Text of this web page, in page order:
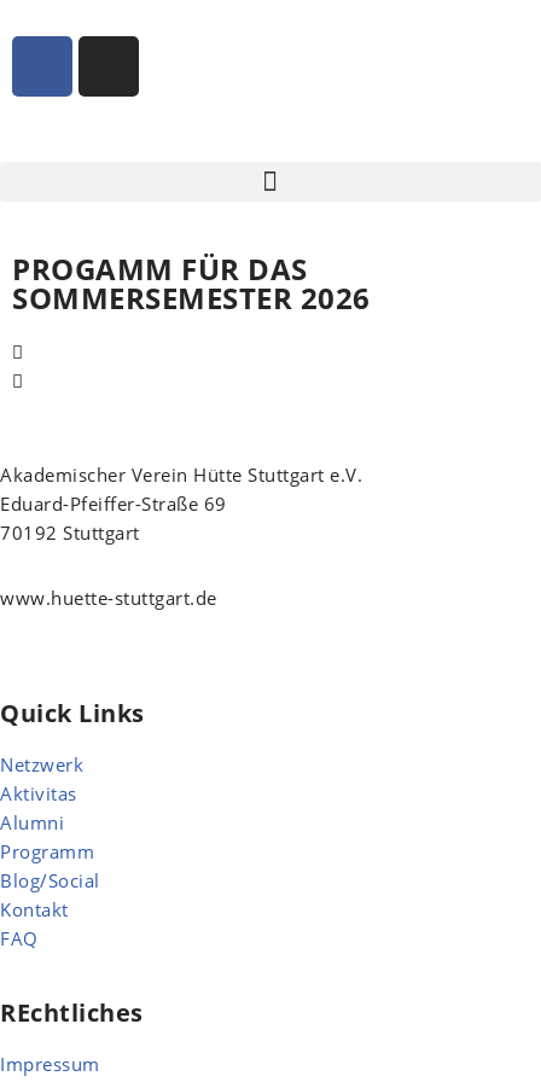
Inhalt
PROGAMM FÜR DAS
SOMMERSEMESTER 2026
Akademischer Verein Hütte Stuttgart e.V.
Eduard-Pfeiffer-Straße 69
70192 Stuttgart
www.huette-stuttgart.de
Quick Links
Netzwerk
Aktivitas
Alumni
Programm
Blog/Social
Kontakt
FAQ
REchtliches
Impressum